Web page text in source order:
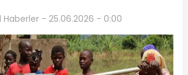
Haberler - 25.06.2026 - 0:00